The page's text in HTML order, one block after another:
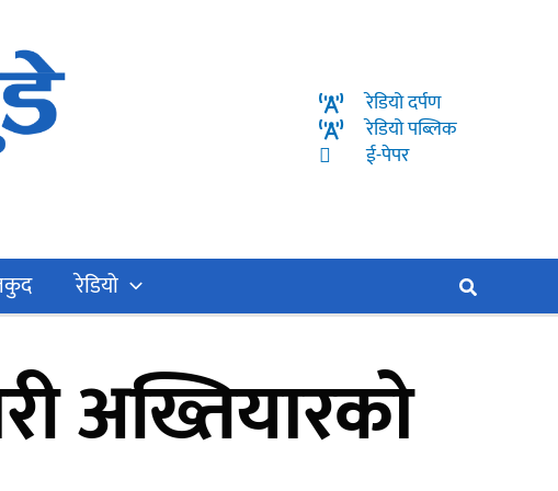
रेडियो दर्पण
रेडियो पब्लिक
ई-पेपर
रेडियो Search
अख्तियारको